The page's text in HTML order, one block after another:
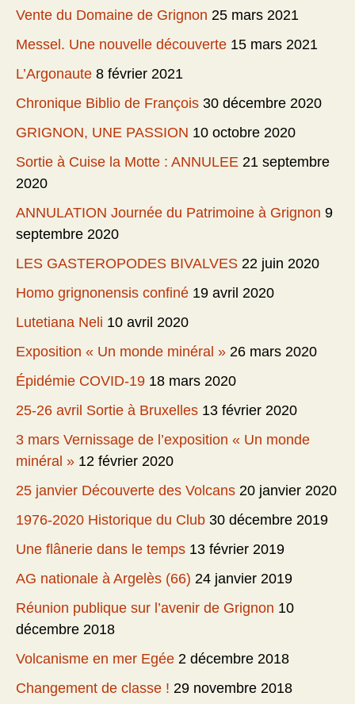
Vente du Domaine de Grignon 25 mars 2021
Messel. Une nouvelle découverte 15 mars 2021
L’Argonaute 8 février 2021
Chronique Biblio de François 30 décembre 2020
GRIGNON, UNE PASSION 10 octobre 2020
Sortie à Cuise la Motte : ANNULEE 21 septembre
2020
ANNULATION Journée du Patrimoine à Grignon 9
septembre 2020
LES GASTEROPODES BIVALVES 22 juin 2020
Homo grignonensis confiné 19 avril 2020
Lutetiana Neli 10 avril 2020
Exposition « Un monde minéral » 26 mars 2020
Épidémie COVID-19 18 mars 2020
25-26 avril Sortie à Bruxelles 13 février 2020
3 mars Vernissage de l’exposition « Un monde
minéral » 12 février 2020
25 janvier Découverte des Volcans 20 janvier 2020
1976-2020 Historique du Club 30 décembre 2019
Une flânerie dans le temps 13 février 2019
AG nationale à Argelès (66) 24 janvier 2019
Réunion publique sur l’avenir de Grignon 10
décembre 2018
Volcanisme en mer Egée 2 décembre 2018
Changement de classe ! 29 novembre 2018